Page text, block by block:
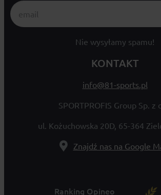
Nie wysyłamy spamu!
KONTAKT
info@81-sports.pl
SPORTPROFIS Group Sp. z
ul. Kożuchowska 20D, 65-364
Znajdź nas na Google
Ranking Opineo